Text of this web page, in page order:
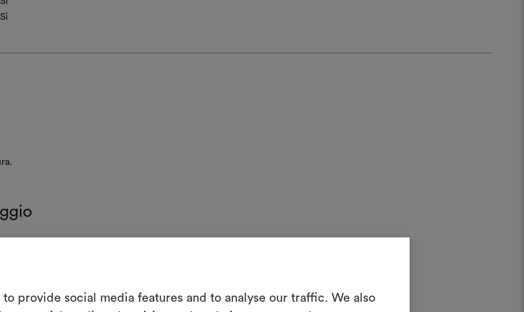
provide social media features and to analyse our traffic. We also
Si